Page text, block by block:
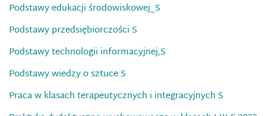
Podstawy edukacji środowiskowej_S
Podstawy przedsiębiorczości S
Podstawy technologii informacyjnej,S
Podstawy wiedzy o sztuce S
Praca w klasach terapeutycznych i integracyjnych S